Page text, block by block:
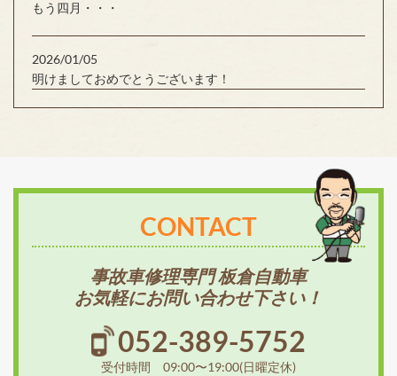
もう四月・・・
2026/01/05
明けましておめでとうございます！
CONTACT
事故車修理専門 板倉自動車
お気軽にお問い合わせ下さい！
052-389-5752
受付時間 09:00〜19:00(日曜定休)